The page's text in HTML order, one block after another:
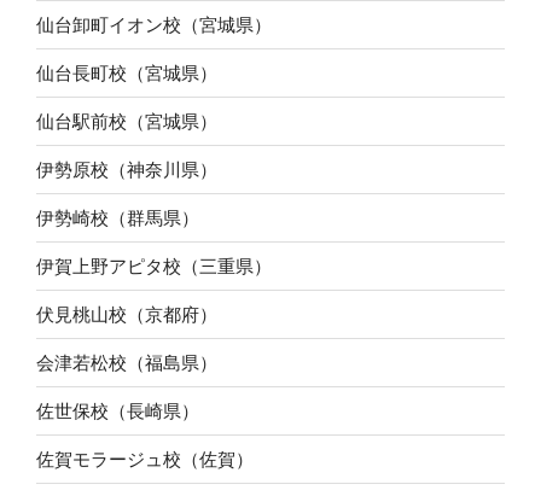
仙台卸町イオン校（宮城県）
仙台長町校（宮城県）
仙台駅前校（宮城県）
伊勢原校（神奈川県）
伊勢崎校（群馬県）
伊賀上野アピタ校（三重県）
伏見桃山校（京都府）
会津若松校（福島県）
佐世保校（長崎県）
佐賀モラージュ校（佐賀）